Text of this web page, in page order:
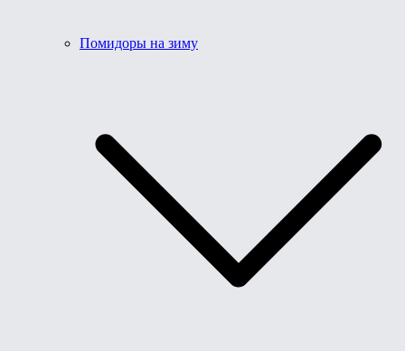
Помидоры на зиму